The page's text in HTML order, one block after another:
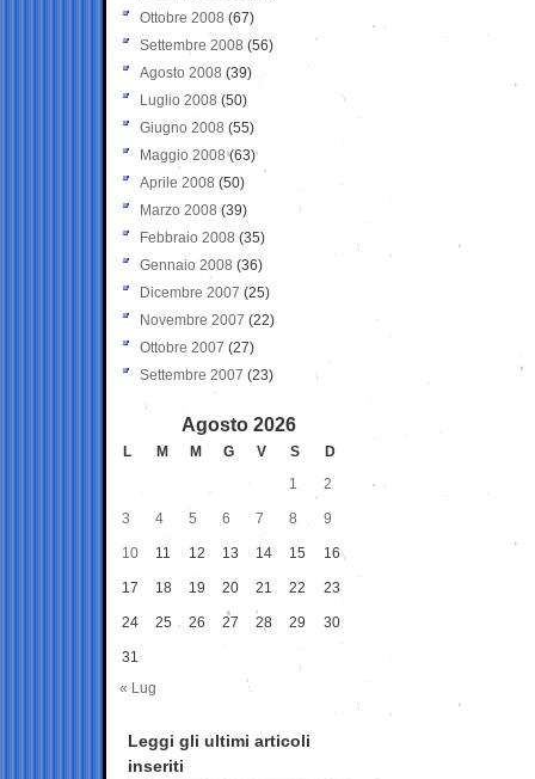
Ottobre 2008 (67)
Settembre 2008 (56)
Agosto 2008 (39)
Luglio 2008 (50)
Giugno 2008 (55)
Maggio 2008(63)
Aprile 2008 (50)
Marzo 2008 (39)
Febbraio 2008 (35)
Gennaio 2008 (36)
Dicembre 2007 (25)
Novembre 2007 (22)
Ottobre 2007 (27)
Settembre 2007 (23)
Agosto 2026
L M M G V S
D
1
2
3 4 5 6 7 8 9
10 11 12 13 14 15 16
17 18 19 20 21 22 23
24 25 26 27 28 29 30
31
« Lug
Leggi gli ultimi articoli
inseriti